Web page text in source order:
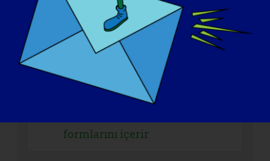
Diğer LGMD (genetik
olarak doğrulanmış bir alt
tiple sınırlı değildir)
formlarını içerir